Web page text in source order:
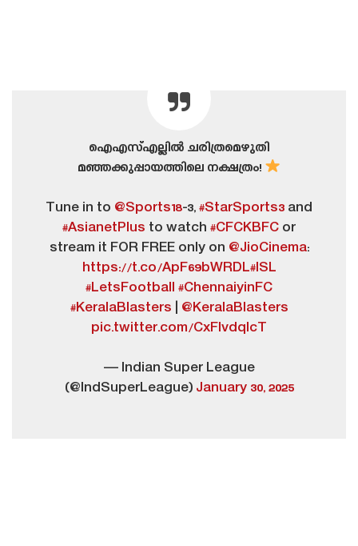
ഐഎസ്എല്ലിൽ ചരിത്രമെഴുതി
മഞ്ഞക്കുപ്പായത്തിലെ നക്ഷത്രം!
Tune in to @Sports18-3, #StarSports3 and
#AsianetPlus to watch #CFCKBFC or
stream it FOR FREE only on @JioCinema:
https://t.co/ApF69bWRDL#ISL
#LetsFootball
#ChennaiyinFC
#KeralaBlasters
@KeralaBlasters
pic.twitter.com/CxFIvdqlcT
— Indian Super League
(@IndSuperLeague) January 30, 2025